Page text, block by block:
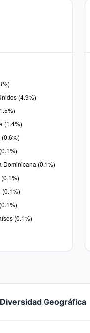
Diversidad Geográfica